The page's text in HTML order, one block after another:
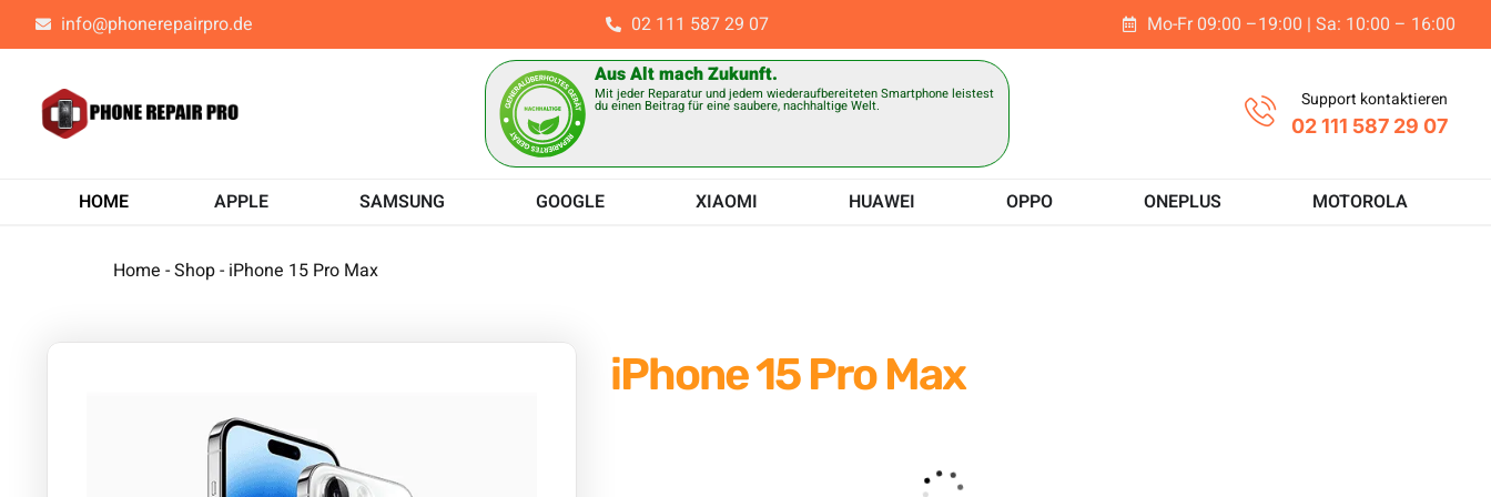
info@phonerepairpro.de 02 111 587 29 07
Mo-Fr 09:00 –19:00 | Sa: 10:00 – 16:00
Aus Alt mach Zukunft.
Mit jeder Reparatur und jedem wiederaufbereiteten Smartphone leistest
du einen Beitrag für eine saubere, nachhaltige Welt.
Support kontaktieren
02 111 587 29 07
HOME APPLE SAMSUNG GOOGLE XIAOMI HUAWEI OPPO ONEPLUS MOTOROLA
Home -Shop- iPhone 15 Pro Max
iPhone 15 Pro Max